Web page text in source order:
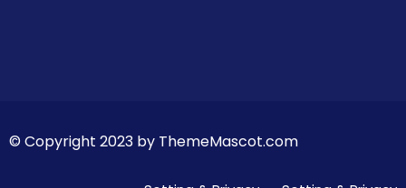
© Copyright 2023 by ThemeMascot.com